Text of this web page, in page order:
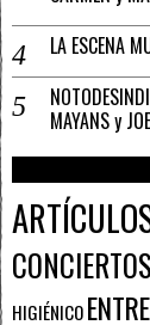
LA ESCENA
MAYANS y
CONCIERTOS
HIGIÉNICO